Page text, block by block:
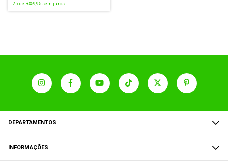
2 x de R$59,95 sem juros
DEPARTAMENTOS
INFORMAÇÕES